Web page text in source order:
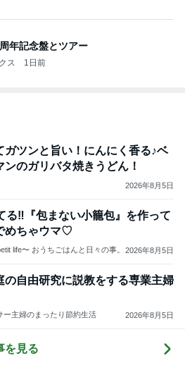
年記念盤とツアー
ス 1日前
ガツンと旨い！にんにく香る♪ベ
ンのガリバタ焼きうどん！
2026年8月5日
る‼︎『包まない小籠包』を作って
めちゃウマ♡
life〜 おうちごはんと日々の事。 2026年8月5日
の自由研究に説教をする専業主婦
ー主婦のまったり節約生活 2026年8月5日
を見る